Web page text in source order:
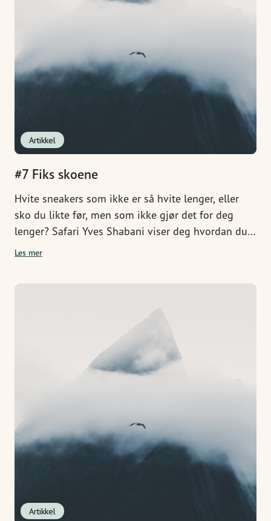
Artikkel
#7 Fiks skoene
Hvite sneakers som ikke er så hvite lenger, eller
sko du likte før, men som ikke gjør det for deg
lenger? Safari Yves Shabani viser deg hvordan du
enkelt tar skoene fra rags til riches
Les mer
Artikkel